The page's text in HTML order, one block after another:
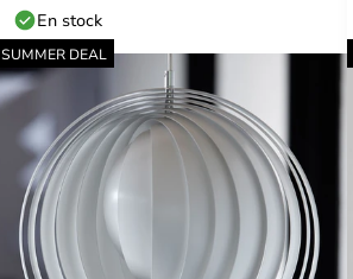
En stock
SUMMER DEAL